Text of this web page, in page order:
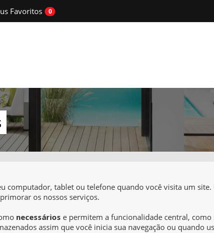
Favoritos 0
computador, tablet ou telefone quando você visita um
os nossos serviços.
necessários e permitem a funcionalidade central, como
assim que você inicia sua navegação ou quando